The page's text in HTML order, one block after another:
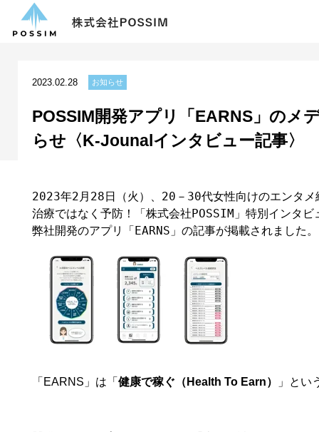
2023.02.28 お知らせ
POSSIM開発アプリ「EARNS」のメ
らせ〈K-Jounalインタビュー記事〉
「EARNS」は「 健康で稼ぐ（Health To Earn） 」とい